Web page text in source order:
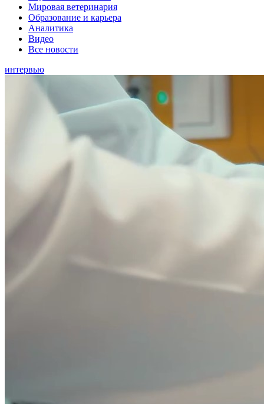
Мировая ветеринария
Образование и карьера
Аналитика
Видео
Все новости
интервью